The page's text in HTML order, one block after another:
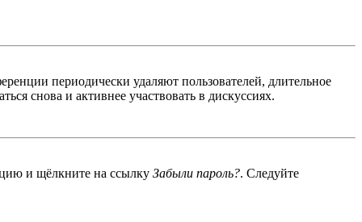
периодически удаляют пользователей, длительное
снова и активнее участвовать в дискуссиях.
и щёлкните на ссылку Забыли пароль?. Следуйте